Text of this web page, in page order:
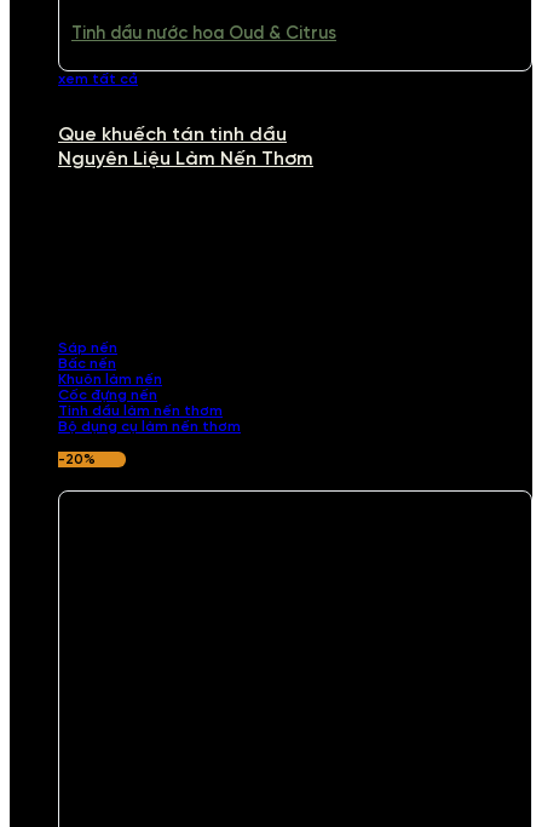
Tinh dầu nước hoa Oud & Citrus
xem tất cả
Que khuếch tán tinh dầu
Nguyên Liệu Làm Nến Thơm
Sáp nến
Bấc nến
Khuôn làm nến
Cốc đựng nến
Tinh dầu làm nến thơm
Bộ dụng cụ làm nến thơm
-20%